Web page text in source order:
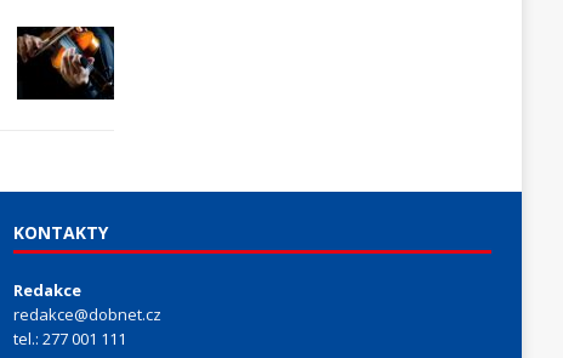
KONTAKTY
Redakce
redakce@dobnet.cz
tel.: 277 001 111